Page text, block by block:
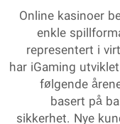
Online kasinoer
enkle
representert i
har iGaming
følgende
basert på
sikkerhet. Nye